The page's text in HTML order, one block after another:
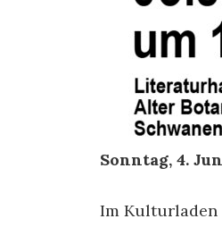
Sonntag, 4.
Im Kulturladen